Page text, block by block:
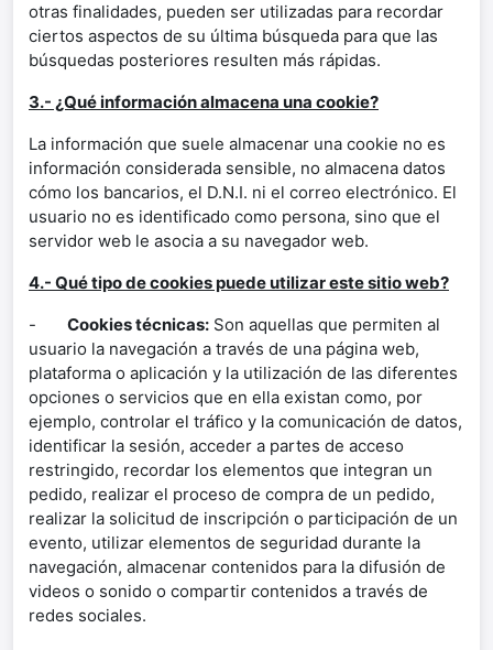
otras finalidades, pueden ser utilizadas para recordar
ciertos aspectos de su última búsqueda para que las
búsquedas posteriores resulten más rápidas.
3.- ¿Qué información almacena una cookie?
La información que suele almacenar una cookie no es
información considerada sensible, no almacena datos
cómo los bancarios, el D.N.I. ni el correo electrónico. El
usuario no es identificado como persona, sino que el
servidor web le asocia a su navegador web.
4.- Qué tipo de cookies puede utilizar este sitio web?
- Cookies técnicas: Son aquellas que permiten al
usuario la navegación a través de una página web,
plataforma o aplicación y la utilización de las diferentes
opciones o servicios que en ella existan como, por
ejemplo, controlar el tráfico y la comunicación de datos,
identificar la sesión, acceder a partes de acceso
restringido, recordar los elementos que integran un
pedido, realizar el proceso de compra de un pedido,
realizar la solicitud de inscripción o participación de un
evento, utilizar elementos de seguridad durante la
navegación, almacenar contenidos para la difusión de
videos o sonido o compartir contenidos a través de
redes sociales.